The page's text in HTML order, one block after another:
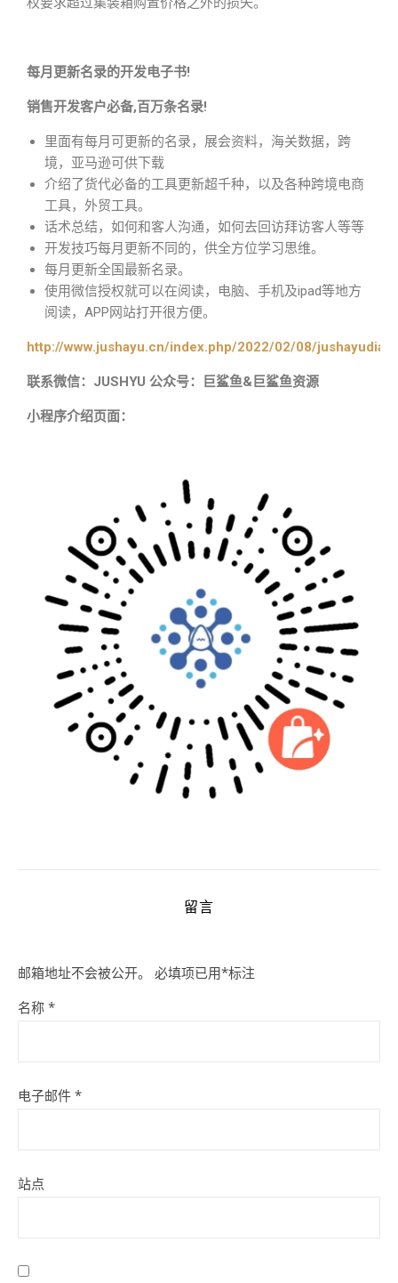
每月更新名录的开发电子书!
销售开发客户必备,百万条名录!
里面有每月可更新的名录，展会资料，海关数据，跨
境，亚马逊可供下载
介绍了货代必备的工具更新超千种，以及各种跨境电商
工具，外贸工具。
话术总结，如何和客人沟通，如何去回访拜访客人等等
开发技巧每月更新不同的，供全方位学习思维。
每月更新全国最新名录。
使用微信授权就可以在阅读，电脑、手机及ipad等地方
阅读，APP网站打开很方便。
http://www.jushayu.cn/index.php/2022/02/08/
联系微信：JUSHYU 公众号：巨鲨鱼&巨鲨鱼资源
小程序介绍页面：
留言
邮箱地址不会被公开。 必填项已用*标注
名称 *
电子邮件 *
站点